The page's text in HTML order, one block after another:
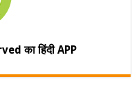
का हिंदी APP